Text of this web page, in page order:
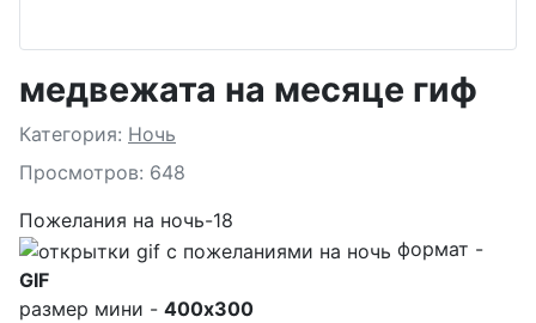
медвежата на месяце гиф
Подробности
Категория: Ночь
Просмотров: 648
Пожелания на ночь-18
формат -
GIF
размер мини - 400x300